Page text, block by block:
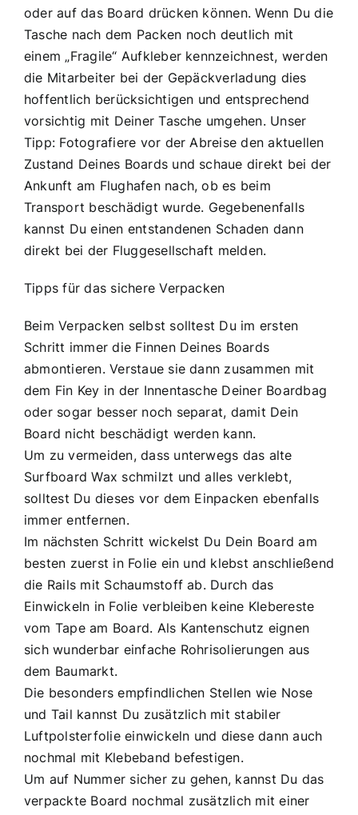
oder auf das Board drücken können. Wenn Du die
Tasche nach dem Packen noch deutlich mit
einem „Fragile“ Aufkleber kennzeichnest, werden
die Mitarbeiter bei der Gepäckverladung dies
hoffentlich berücksichtigen und entsprechend
vorsichtig mit Deiner Tasche umgehen. Unser
Tipp: Fotografiere vor der Abreise den aktuellen
Zustand Deines Boards und schaue direkt bei der
Ankunft am Flughafen nach, ob es beim
Transport beschädigt wurde. Gegebenenfalls
kannst Du einen entstandenen Schaden dann
direkt bei der Fluggesellschaft melden.
Tipps für das sichere Verpacken
Beim Verpacken selbst solltest Du im ersten
Schritt immer die Finnen Deines Boards
abmontieren. Verstaue sie dann zusammen mit
dem Fin Key in der Innentasche Deiner Boardbag
oder sogar besser noch separat, damit Dein
Board nicht beschädigt werden kann.
Um zu vermeiden, dass unterwegs das alte
Surfboard Wax schmilzt und alles verklebt,
solltest Du dieses vor dem Einpacken ebenfalls
immer entfernen.
Im nächsten Schritt wickelst Du Dein Board am
besten zuerst in Folie ein und klebst anschließend
die Rails mit Schaumstoff ab. Durch das
Einwickeln in Folie verbleiben keine Klebereste
vom Tape am Board. Als Kantenschutz eignen
sich wunderbar einfache Rohrisolierungen aus
dem Baumarkt.
Die besonders empfindlichen Stellen wie Nose
und Tail kannst Du zusätzlich mit stabiler
Luftpolsterfolie einwickeln und diese dann auch
nochmal mit Klebeband befestigen.
Um auf Nummer sicher zu gehen, kannst Du das
verpackte Board nochmal zusätzlich mit einer